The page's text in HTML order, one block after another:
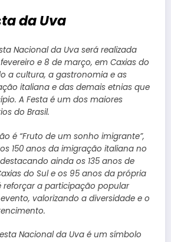
da Uva
Nacional da Uva será realizada
e 8 de março, em Caxias do
a cultura, a gastronomia e as
italiana e das demais etnias que
A Festa é um dos maiores
do Brasil.
é “Fruto de um sonho imigrante”,
150 anos da imigração italiana no
ainda os 135 anos de
do Sul e os 95 anos da própria
reforçar a participação popular
valorizando a diversidade e o
Nacional da Uva é um símbolo